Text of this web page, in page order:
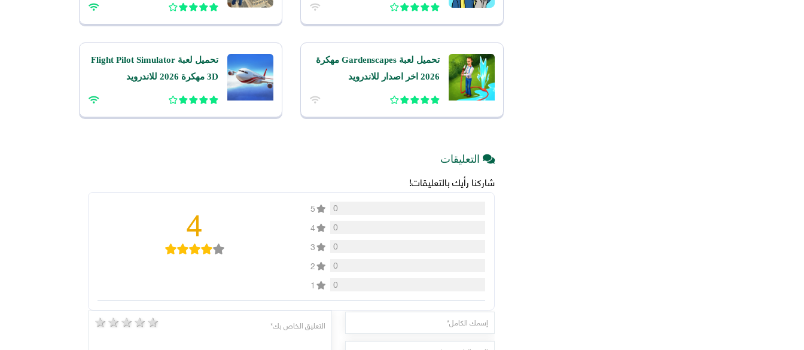
تحميل لعبة Gardenscapes مهكرة
2026 اخر اصدار للاندرويد
تحميل لعبة Flight Pilot Simulator
3D مهكرة 2026 للاندرويد
التعليقات
شاركنا رأيك بالتعليقات!
0
5
0
4
0
3
0
2
0
1
4
5 stars 4 stars 3 stars 2 stars 1 star